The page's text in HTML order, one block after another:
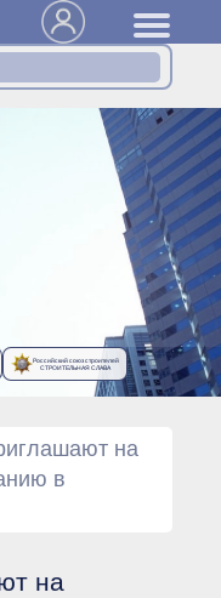
управления Ассоциации
Общее собрание членов
Генеральный директор
органы
Контрольный комитет
Дисциплинарный комитет
Архив
органов управления
Протоколы Правления
Российский союз строителей
СТРОИТЕЛЬНАЯ СЛАВА
на
в
на